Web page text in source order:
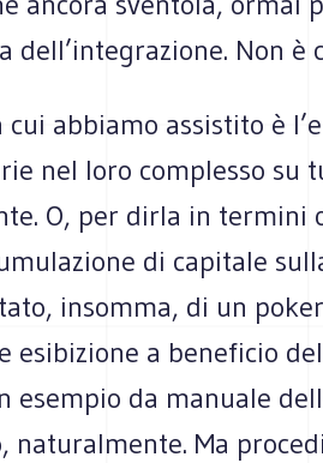
dell’integrazione. Non è
cui abbiamo assistito è
nel loro complesso su
O, per dirla in termini
di capitale
insomma, di un
esibizione a beneficio
esempio da manuale
naturalmente. Ma